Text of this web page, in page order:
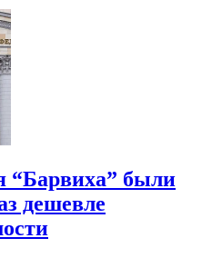
“Барвиха” были
дешевле